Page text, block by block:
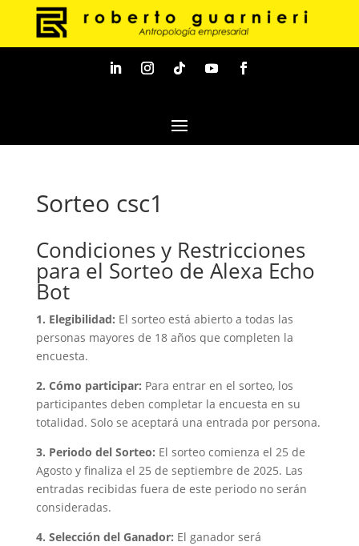
Sorteo csc1
Condiciones y Restricciones
para el Sorteo de Alexa Echo
Bot
1. Elegibilidad: El sorteo está abierto a todas las
personas mayores de 18 años que completen la
encuesta.
2. Cómo participar: Para entrar en el sorteo, los
participantes deben completar la encuesta en su
totalidad. Solo se aceptará una entrada por persona.
3. Periodo del Sorteo: El sorteo comienza el 25 de
Agosto y finaliza el 25 de septiembre de 2025. Las
entradas recibidas fuera de este periodo no serán
consideradas.
4. Selección del Ganador: El ganador será